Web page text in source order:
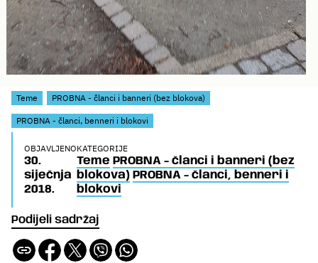
Podijeli sadržaj
Teme PROBNA - članci i banneri (bez blokova)
PROBNA - članci, benneri i blokovi
OBJAVLJENO
30.
siječnja
2018.
KATEGORIJE
Teme PROBNA - članci i banneri (bez
blokova) PROBNA - članci, benneri i
blokovi